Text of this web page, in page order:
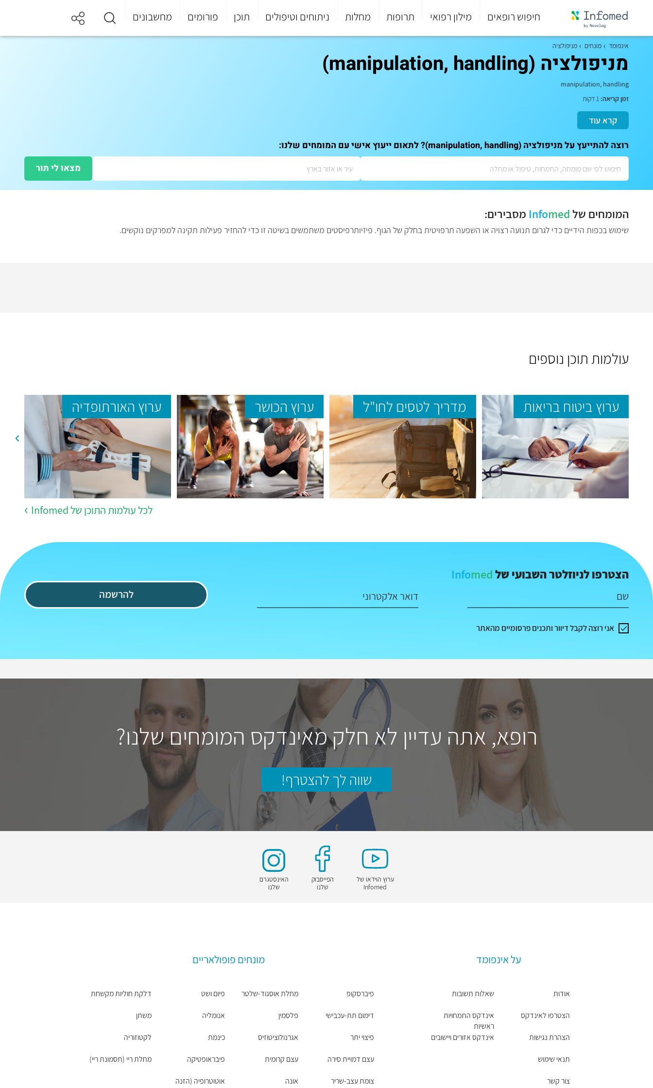
חיפוש רופאים מילון רפואי תרופות מחלות ניתוחים וטיפולים תוכן פורומים מחשבונים
סוף
הראשי.
אינפומד מונחים מניפולציה
מניפולציה (manipulation, handling)
manipulation, handling
זמן קריאה:
קרא עוד
רוצה להתייעץ על מניפולציה (manipulation, handling)? לתאום ייעוץ אישי עם המומחים שלנו:
מצאו לי תור
המומחים של Infomed מסבירים:
שימוש בכפות הידיים כדי לגרום תנועה רצויה או השפעה תרפויטית בחלק של הגוף. פיזיותרפיסטים משתמשים בשיטה זו כדי להחזיר פעילות תקינה למפרקים נוקשים.
עולמות תוכן נוספים
ערוץ ביטוח בריאות מדריך לטסים לחו"ל ערוץ הכושר ערוץ האורתופדיה
לכל עולמות התוכן של Infomed
הצטרפו לניוזלטר השבועי של Infomed
שם דואר אלקטרוני להרשמה
אני רוצה לקבל דיוור ותכנים פרסומיים מהאתר
רופא, אתה עדיין לא חלק מאינדקס המומחים שלנו?
שווה לך להצטרף!
ערוץ הוידאו של
Infomed
הפייסבוק
שלנו
האינסטגרם
שלנו
על אינפומד
אודות
הצטרפו לאינדקס
הצהרת נגישות
תנאי שימוש
צור קשר
שאלות תשובות
אינדקס התמחויות
ראשיות
אינדקס אזורים ויישובים
מונחים פופולאריים
פיברסקופ
דימום תת-עכבישי
פיצוי יתר
עצם דמויית סירה
צומת עצב-שריר
מחלת אוסגוד-שלטר
פלסמין
אגרנולוציטוזיס
עצם קרומית
אונה
פיום ושט
אנומליה
כינמת
פיבראופטיקה
אוטוטרופיה (הזנה
דלקת חוליות מקשחת
משתן
לקטוזוריה
מחלת ריי (תסמונת ריי)